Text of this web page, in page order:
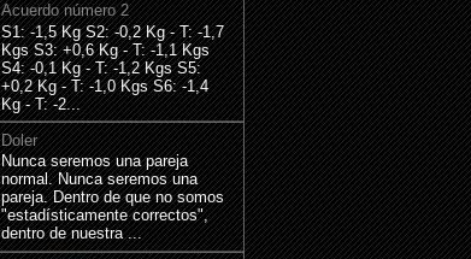
Acuerdo número 2
S1: -1,5 Kg S2: -0,2 Kg - T: -1,7
Kgs S3: +0,6 Kg - T: -1,1 Kgs
S4: -0,1 Kg - T: -1,2 Kgs S5:
+0,2 Kg - T: -1,0 Kgs S6: -1,4
Kg - T: -2...
Doler
Nunca seremos una pareja
normal. Nunca seremos una
pareja. Dentro de que no somos
"estadísticamente correctos",
dentro de nuestra ...